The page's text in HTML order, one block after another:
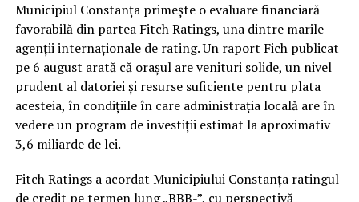
Municipiul Constanța primește o evaluare financiară
favorabilă din partea Fitch Ratings, una dintre marile
agenții internaționale de rating. Un raport Fich publicat
pe 6 august arată că orașul are venituri solide, un nivel
prudent al datoriei și resurse suficiente pentru plata
acesteia, în condițiile în care administrația locală are în
vedere un program de investiții estimat la aproximativ
3,6 miliarde de lei.
Fitch Ratings a acordat Municipiului Constanța ratingul
de credit pe termen lung „BBB-”, cu perspectivă